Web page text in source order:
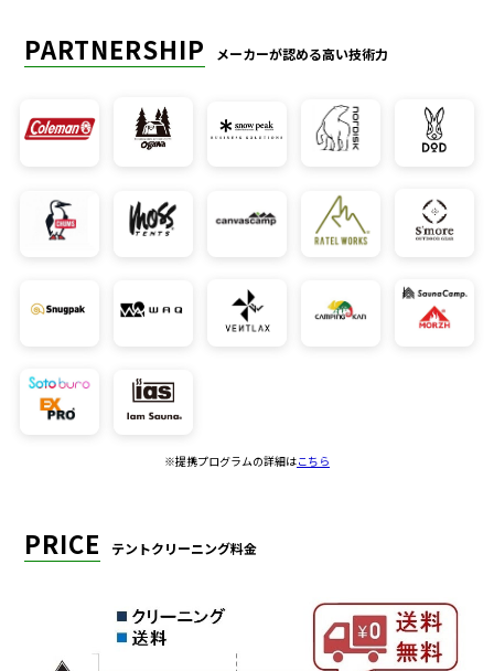
PARTNERSHIP メーカーが認める高い技術力
※提携プログラムの詳細はこちら
PRICE テントクリーニング料金